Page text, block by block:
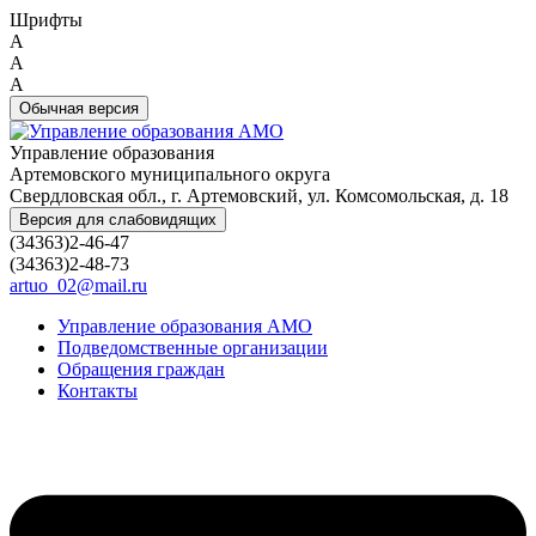
Шрифты
A
A
A
Обычная версия
Управление образования
Артемовского муниципального округа
Свердловская обл., г. Артемовский, ул. Комсомольская, д. 18
Версия для слабовидящих
(34363)2-46-47
(34363)2-48-73
artuo_02@mail.ru
Управление образования АМО
Подведомственные организации
Обращения граждан
Контакты